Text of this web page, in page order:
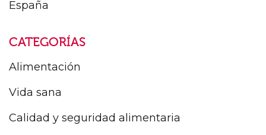
España
CATEGORÍAS
Alimentación
Vida sana
Calidad y seguridad alimentaria